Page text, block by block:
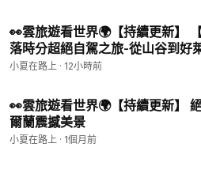
👀雲旅遊看世界🌍【持續更新】
落時分超絕自駕之旅-從山谷到好
小夏在路上 · 12小時前
👀雲旅遊看世界🌍【持續更新】
爾蘭震撼美景
小夏在路上 · 1個月前